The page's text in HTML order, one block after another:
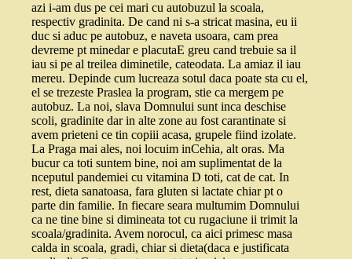
azi i-am dus pe cei mari cu autobuzul la scoala,
respectiv gradinita. De cand ni s-a stricat masina, eu ii
duc si aduc pe autobuz, e naveta usoara, cam prea
devreme pt minedar e placutaE greu cand trebuie sa il
iau si pe al treilea diminetile, cateodata. La amiaz il iau
mereu. Depinde cum lucreaza sotul daca poate sta cu el,
el se trezeste Praslea la program, stie ca mergem pe
autobuz. La noi, slava Domnului sunt inca deschise
scoli, gradinite dar in alte zone au fost carantinate si
avem prieteni ce tin copiii acasa, grupele fiind izolate.
La Praga mai ales, noi locuim inCehia, alt oras. Ma
bucur ca toti suntem bine, noi am suplimentat de la
nceputul pandemiei cu vitamina D toti, cat de cat. In
rest, dieta sanatoasa, fara gluten si lactate chiar pt o
parte din familie. In fiecare seara multumim Domnului
ca ne tine bine si dimineata tot cu rugaciune ii trimit la
scoala/gradinita. Avem norocul, ca aici primesc masa
calda in scoala, gradi, chiar si dieta(daca e justificata